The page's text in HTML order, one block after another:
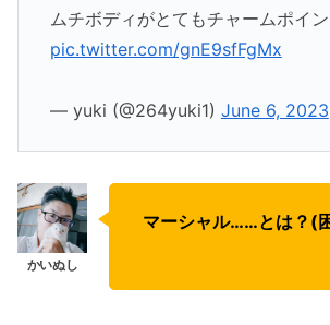
ムチボディがとてもチャームポイ
pic.twitter.com/gnE9sfFgMx
— yuki (@264yuki1) June 6, 2023
マーシャル……とは？(